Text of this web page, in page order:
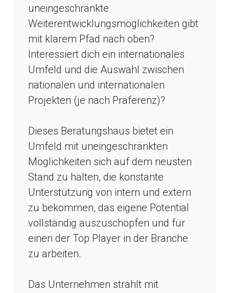
uneingeschränkte
Weiterentwicklungsmöglichkeiten gibt
mit klarem Pfad nach oben?
Interessiert dich ein internationales
Umfeld und die Auswahl zwischen
nationalen und internationalen
Projekten (je nach Präferenz)?
Dieses Beratungshaus bietet ein
Umfeld mit uneingeschränkten
Möglichkeiten sich auf dem neusten
Stand zu halten, die konstante
Unterstützung von intern und extern
zu bekommen, das eigene Potential
vollständig auszuschöpfen und für
einen der Top Player in der Branche
zu arbeiten.
Das Unternehmen strahlt mit